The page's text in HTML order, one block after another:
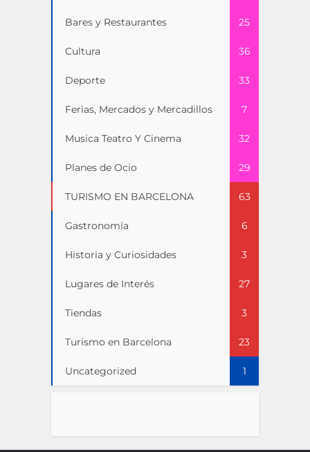
Bares y Restaurantes 25
Cultura 36
Deporte 33
Ferias, Mercados y Mercadillos 7
Musica Teatro Y Cinema 32
Planes de Ocio 29
TURISMO EN BARCELONA 63
Gastronomía 6
Historia y Curiosidades 3
Lugares de Interés 27
Tiendas 3
Turismo en Barcelona 23
Uncategorized 1